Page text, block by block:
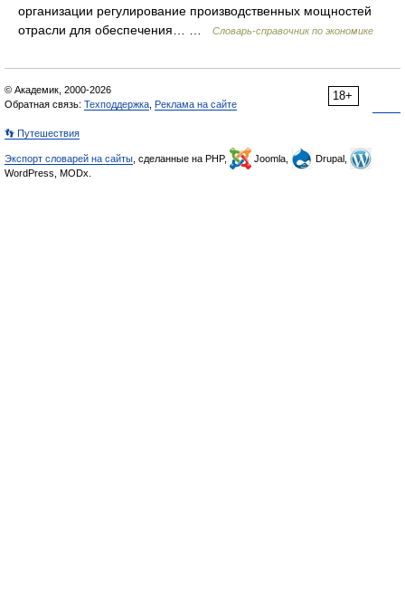
организации регулирование производственных мощностей
отрасли для обеспечения… …
Словарь-справочник по экономике
18+
© Академик, 2000-2026
Обратная связь: Техподдержка Реклама на сайте
👣 Путешествия
Экспорт словарей на сайты , сделанные на PHP, Joomla,
Drupal,
WordPress, MODx.